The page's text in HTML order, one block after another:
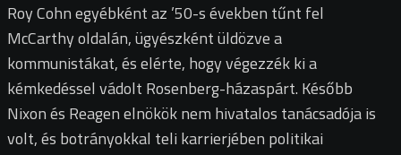
Roy Cohn egyébként az ’50-s években tűnt fel
McCarthy oldalán, ügyészként üldözve a
kommunistákat, és elérte, hogy végezzék ki a
kémkedéssel vádolt Rosenberg-házaspárt. Később
Nixon és Reagen elnökök nem hivatalos tanácsadója is
volt, és botrányokkal teli karrierjében politikai